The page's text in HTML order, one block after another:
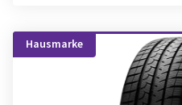
Hausmarke